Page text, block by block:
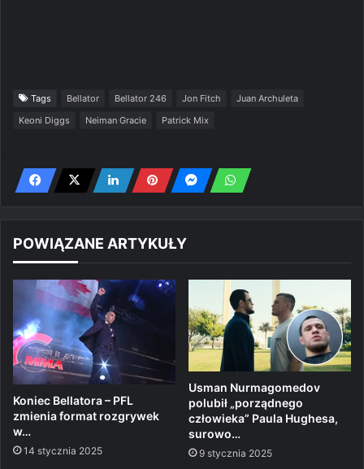
Tags Bellator Bellator 246 Jon Fitch
Juan Archuleta
Keoni Diggs
Neiman Gracie Patrick Mix
POWIĄZANE ARTYKUŁY
Koniec Bellatora – PFL
zmienia format rozgrywek
w…
14 stycznia 2025
Usman Nurmagomedov
polubił „porządnego
człowieka” Paula Hughesa,
surowo…
9 stycznia 2025